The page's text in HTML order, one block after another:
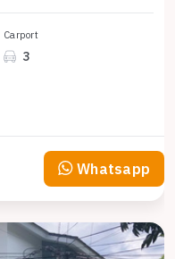
Carport
3
Whatsapp